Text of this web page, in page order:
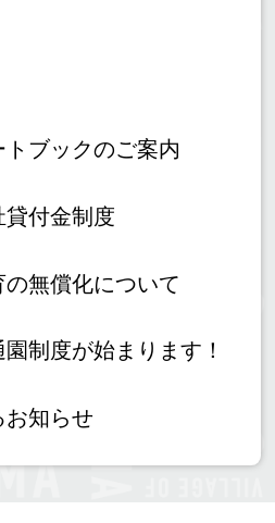
ブックのご案内
付金制度
無償化について
制度が始まります！
お知らせ